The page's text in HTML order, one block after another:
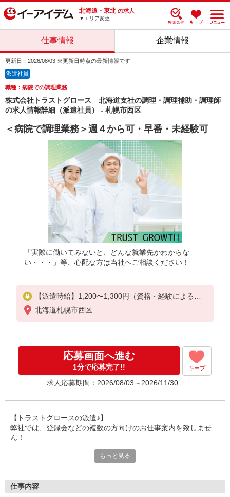
北海道・東北 の求人
▼エリア変更
仕事情報 企業情報
更新日：2026/08/03 ※更新日時点の最新情報です
派遣社員
職種：病院での調理業務
株式会社トラストグロース 北海道支社の調理・調理補助・調理師
の求人情報詳細（派遣社員） - 札幌市西区
＜病院で調理業務＞週４から可・早番・未経験可
「実際に働いてみないと、どんな就業先かわからな
い・・・」等、心配な方は当社へご相談ください！
【派遣時給】1,200〜1,300円（資格・経験による）
交通費別途支給
北海道札幌市西区
応募画面へ進む
1分で応募完了!! キープ
求人応募期間：2026/08/03～2026/11/30
【トラストグロースの派遣♪】
弊社では、登録会などの複数の方向けのお仕事案内を致しませ
ん！
だき、スタッフ様の希望を最大限考慮してお仕事のご提案を行っ
更に！就業中のフォローアップも万全！企業と求職者のかけ橋に
もっと見る
仕事内容